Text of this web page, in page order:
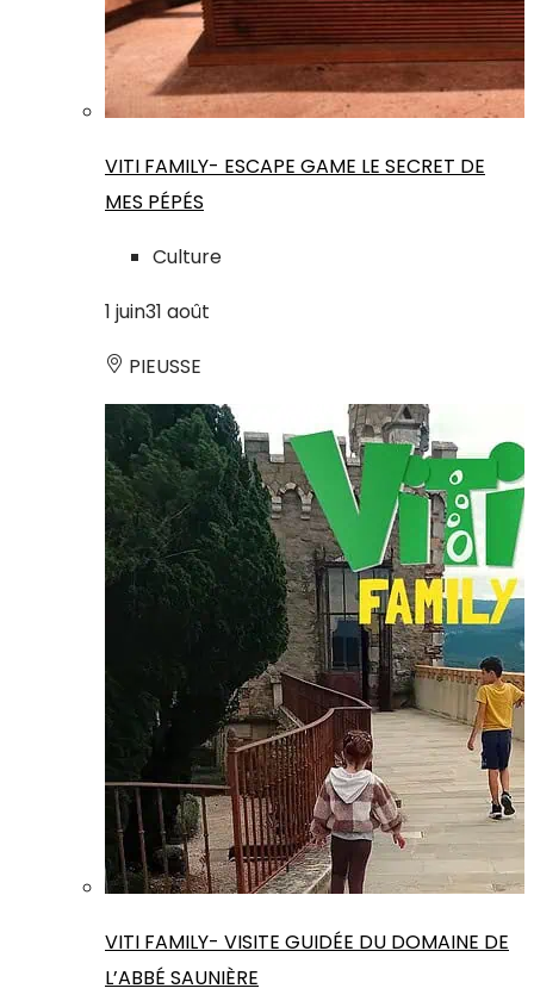
VITI FAMILY- ESCAPE GAME LE SECRET DE
MES PÉPÉS
Culture
1 juin31 août
PIEUSSE
VITI FAMILY- VISITE GUIDÉE DU DOMAINE DE
L’ABBÉ SAUNIÈRE